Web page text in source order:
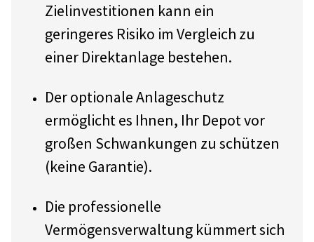
Zielinvestitionen kann ein
geringeres Risiko im Vergleich zu
einer Direktanlage bestehen.
Der optionale Anlageschutz
ermöglicht es Ihnen, Ihr Depot vor
großen Schwankungen zu schützen
(keine Garantie).
Die professionelle
Vermögensverwaltung kümmert sich